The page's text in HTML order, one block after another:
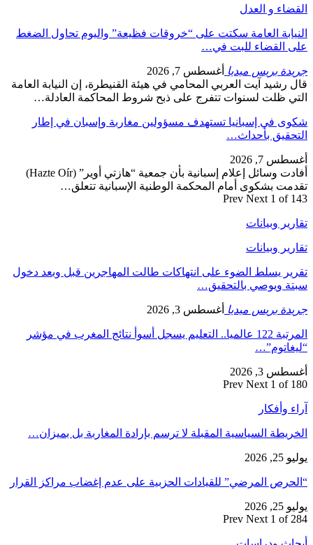
القضاء و العدل
النيابة العامة سكتت على “خروقات فظيعة” واليوم تحاول الضغط
على القضاء للبت في…
جريدة بريس ميديا أغسطس 7, 2026
قال رشيد آيت العربي المحامي في هيئة القنيطرة، إن النيابة العامة
التي ظلت لسنوات تتفرج على ذبح شروط المحاكمة العادلة…
شكوى في إسبانيا تستهدف مسؤولين مغاربة وإسبان في إطار
التحقيق بأحداث…
أغسطس 7, 2026
أفادت وسائل إعلام إسبانية بأن جمعية “هازتي أوير” (Hazte Oír)
تقدمت بشكوى أمام المحكمة الوطنية الإسبانية تتعلق…
Prev Next 1 of 143
تقارير وبيانات
تقارير وبيانات
تقرير يسلط الضوء على انتهاكات طالت المهاجرين قبل وبعد دخول
سبتة ويوصي بالتحقيق…
جريدة بريس ميديا أغسطس 3, 2026
المرتبة 122 عالميا.. التعليم يسجل أسوأ نتائج المغرب في مؤشر
“ليغاتوم”…
أغسطس 3, 2026
Prev Next 1 of 180
آراء وأفكار
الخريطة السياسية المقبلة لا ترسم بإرادة المغاربة بل بميزان…
يوليو 25, 2026
“الحرص المرضي” للقيادات الحزبية على عدم إغضاب مراكز القرار
يوليو 25, 2026
Prev Next 1 of 284